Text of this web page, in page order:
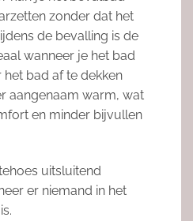
zonder dat het
de bevalling is de
wanneer je het bad
bad af te dekken
aangenaam warm, wat
en minder bijvullen
uitsluitend
er niemand in het